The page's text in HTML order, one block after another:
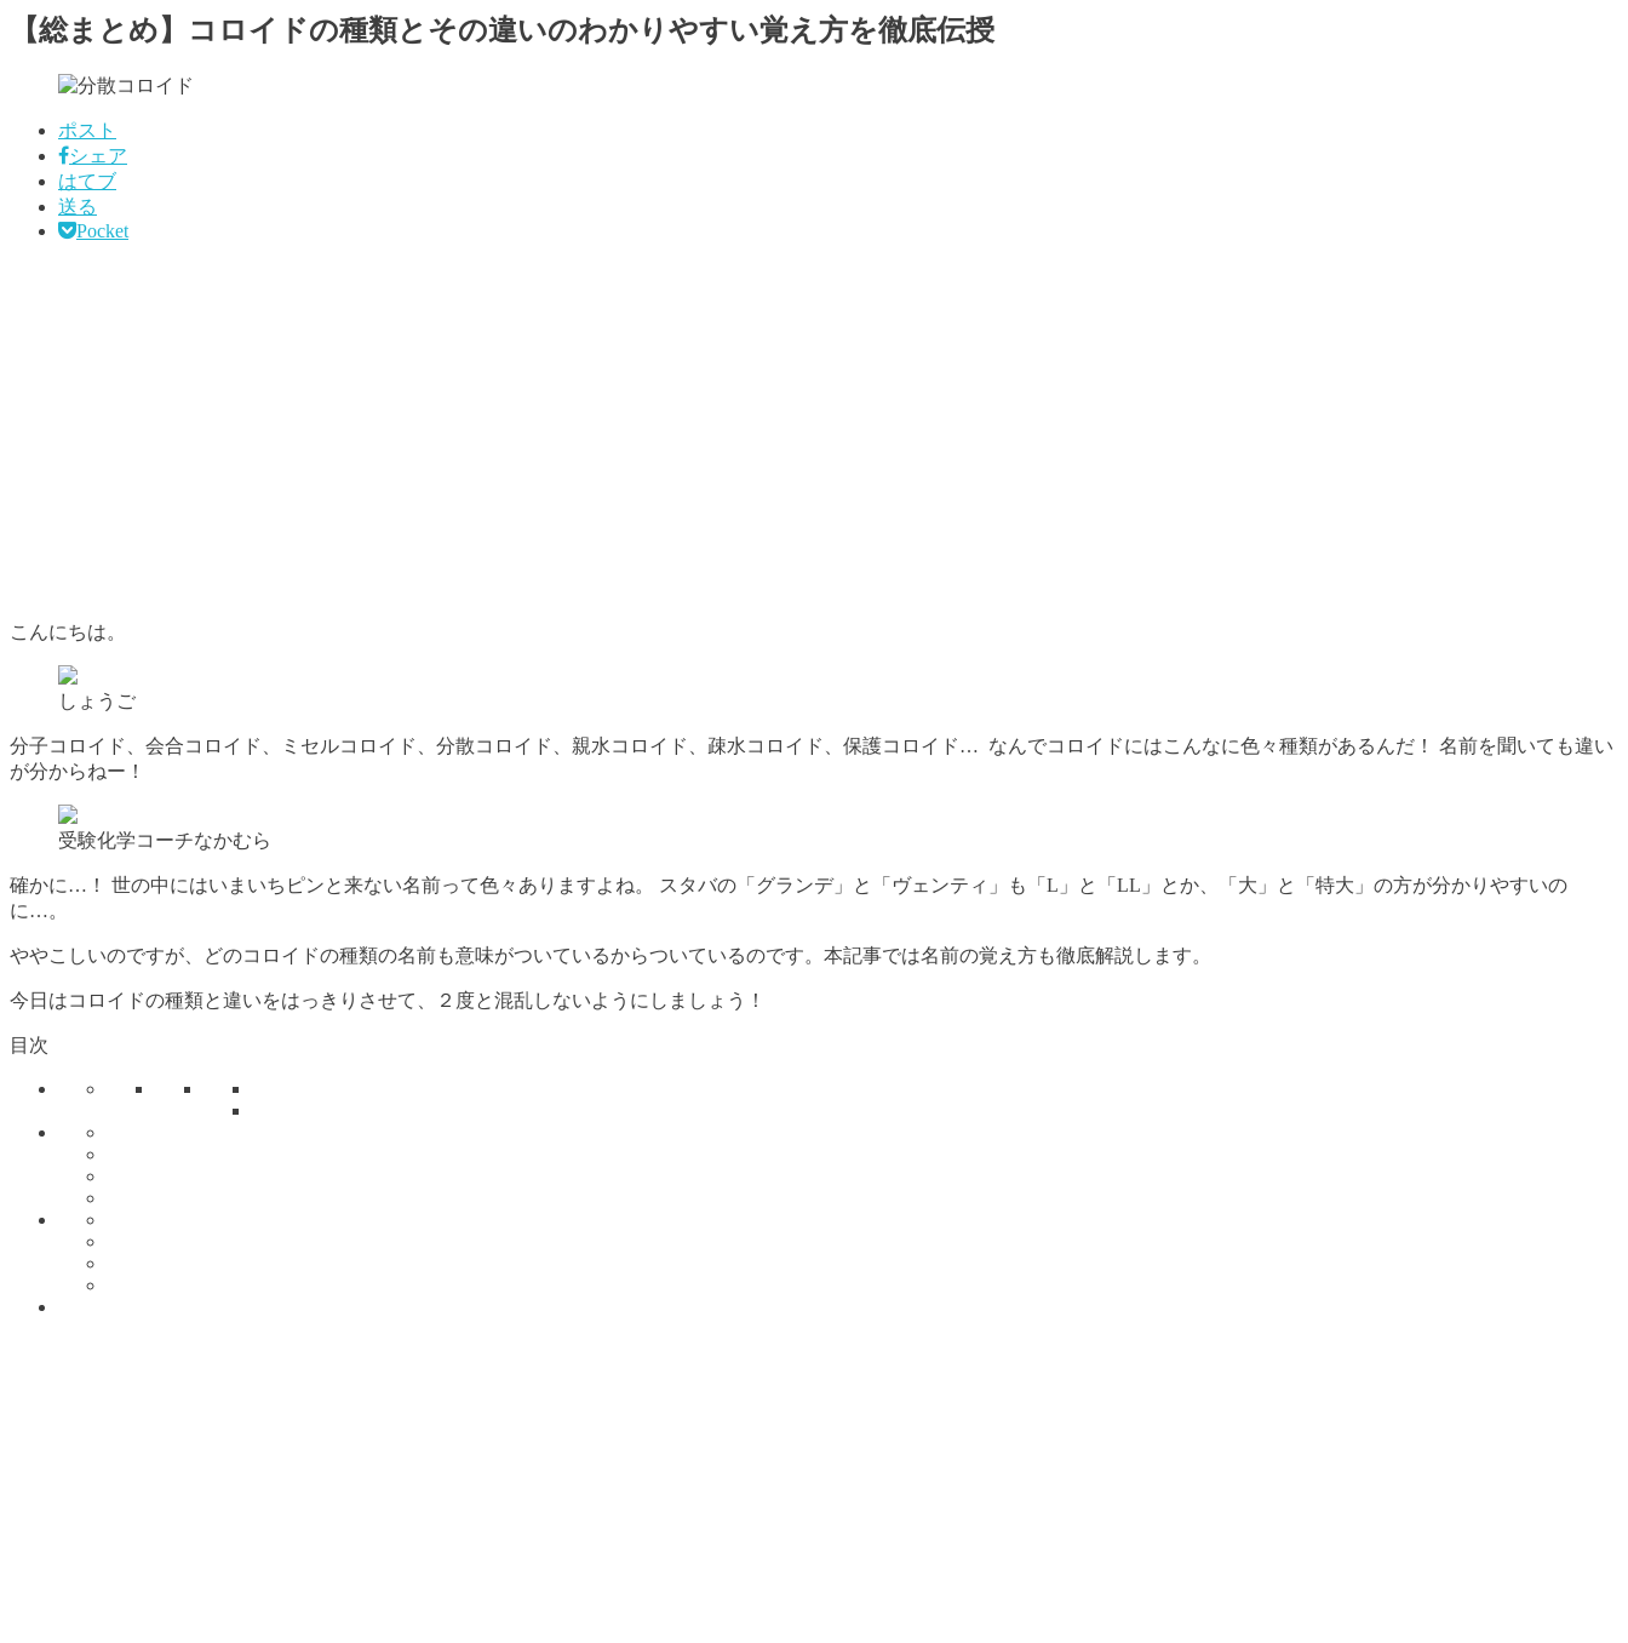
【総まとめ】コロイドの種類とその違いのわかりやすい覚え方を徹底伝授
ポスト
シェア
はてブ
送る
Pocket
こんにちは。
しょうご
分子コロイド、会合コロイド、ミセルコロイド、分散コロイド、親水コロイド、疎水コロイド、保護コロイド… なんでコロイドにはこんなに色々種類があるんだ！ 名前を聞いても違い
が分からねー！
受験化学コーチなかむら
確かに…！ 世の中にはいまいちピンと来ない名前って色々ありますよね。 スタバの「グランデ」と「ヴェンティ」も「L」と「LL」とか、「大」と「特大」の方が分かりやすいの
に…。
ややこしいのですが、どのコロイドの種類の名前も意味がついているからついているのです。本記事では名前の覚え方も徹底解説します。
今日はコロイドの種類と違いをはっきりさせて、２度と混乱しないようにしましょう！
目次